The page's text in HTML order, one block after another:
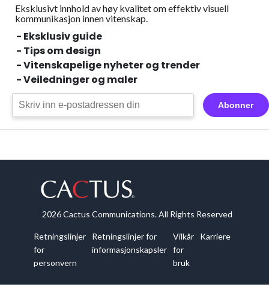
Eksklusivt innhold av høy kvalitet om effektiv visuell
kommunikasjon innen vitenskap.
- Eksklusiv guide
- Tips om design
- Vitenskapelige nyheter og trender
- Veiledninger og maler
Abonner
2026 Cactus Communications. All Rights Reserved
Retningslinjer
for
personvern
Retningslinjer for
informasjonskapsler
Vilkår
for
bruk
Karriere